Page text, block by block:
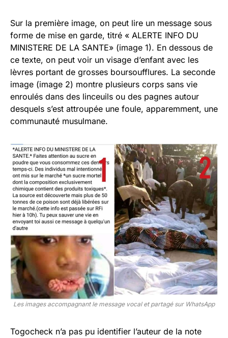
Sur la première image, on peut lire un message sous
forme de mise en garde, titré « ALERTE INFO DU
MINISTERE DE LA SANTE» (image 1). En dessous de
ce texte, on peut voir un visage d’enfant avec les
lèvres portant de grosses boursoufflures. La seconde
image (image 2) montre plusieurs corps sans vie
enroulés dans des linceuils ou des pagnes autour
desquels s’est attroupée une foule, apparemment, une
communauté musulmane.
Les images accompagnant le message vocal et partagé sur WhatsApp
Togocheck n’a pas pu identifier l’auteur de la note